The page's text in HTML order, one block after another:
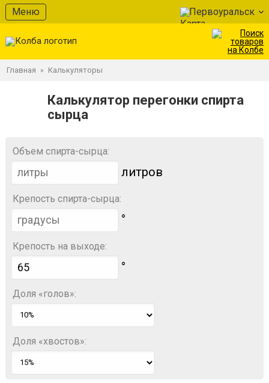
Меню Первоуральск
Главная » Калькуляторы
Калькулятор перегонки спирта
сырца
Объем спирта-сырца:
литров
Крепость спирта-сырца:
°
Крепость на выходе:
°
Доля «голов»:
Доля «хвостов»: